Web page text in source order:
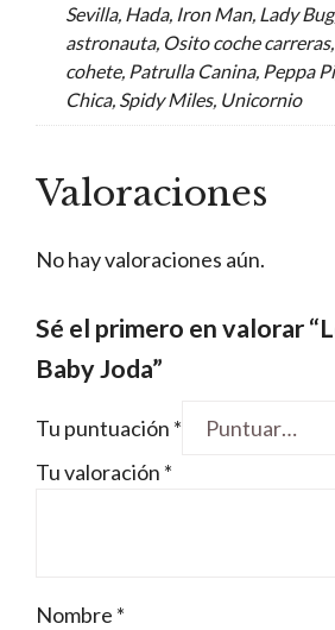
Sevilla, Hada, Iron Man, Lady
astronauta, Osito coche
cohete, Patrulla Canina, Peppa
Chica, Spidy Miles, Unicornio
Valoraciones
No hay valoraciones aún.
Sé el primero en valorar
Baby Joda”
Tu puntuación *
Tu valoración *
Nombre *